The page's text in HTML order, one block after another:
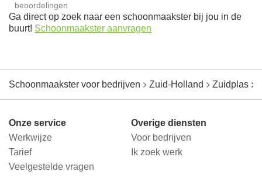
beoordelingen
Ga direct op zoek naar een schoonmaakster bij jou in de
buurt! Schoonmaakster aanvragen
Schoonmaakster voor bedrijven Zuid-Holland Zuidplas
Onze service
Werkwijze
Tarief
Veelgestelde vragen
Overige diensten
Voor bedrijven
Ik zoek werk